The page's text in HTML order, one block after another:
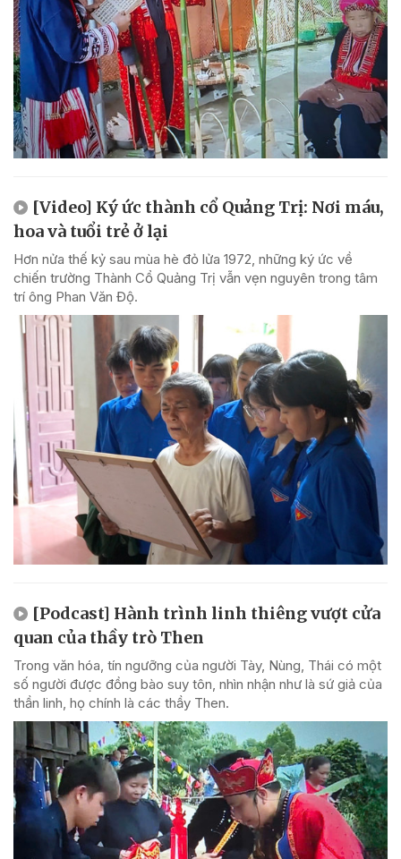
[Video] Ký ức thành cổ Quảng Trị: Nơi máu,
hoa và tuổi trẻ ở lại
Hơn nửa thế kỷ sau mùa hè đỏ lửa 1972, những ký ức về
chiến trường Thành Cổ Quảng Trị vẫn vẹn nguyên trong tâm
trí ông Phan Văn Độ.
[Podcast] Hành trình linh thiêng vượt cửa
quan của thầy trò Then
Trong văn hóa, tín ngưỡng của người Tày, Nùng, Thái có một
số người được đồng bào suy tôn, nhìn nhận như là sứ giả của
thần linh, họ chính là các thầy Then.